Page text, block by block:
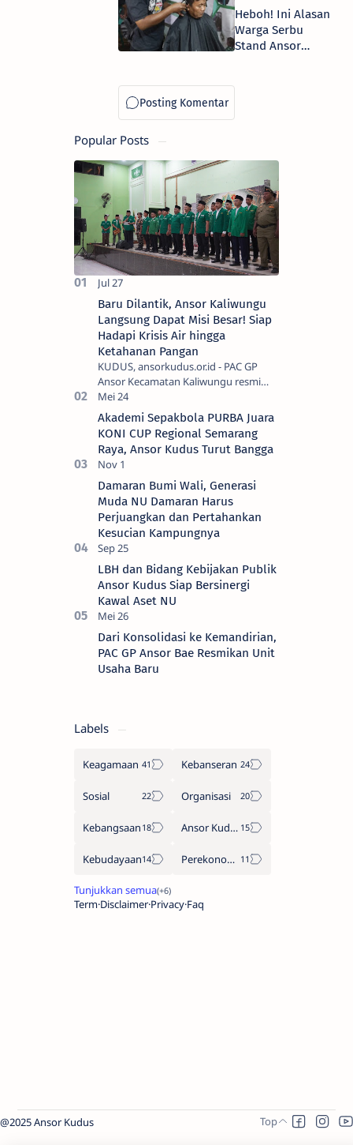
Heboh! Ini Alasan
Warga Serbu
Stand Ansor
Popular Posts
Baru Dilantik, Ansor Kaliwungu
Langsung Dapat Misi Besar! Siap
Hadapi Krisis Air hingga
Ketahanan Pangan
KUDUS, ansorkudus.or.id - PAC GP
Ansor Kecamatan Kaliwungu resmi
memulai masa khidmat 2026–2029 di
bawah kepemimpinan Agung Widodo.
Prosesi pelant…
Akademi Sepakbola PURBA Juara
KONI CUP Regional Semarang
Raya, Ansor Kudus Turut Bangga
Damaran Bumi Wali, Generasi
Muda NU Damaran Harus
Perjuangkan dan Pertahankan
Kesucian Kampungnya
LBH dan Bidang Kebijakan Publik
Ansor Kudus Siap Bersinergi
Kawal Aset NU
Dari Konsolidasi ke Kemandirian,
PAC GP Ansor Bae Resmikan Unit
Usaha Baru
Labels
Keagamaan Kebanseran
Sosial Organisasi
Kebangsaan Ansor Kudus
Kebudayaan Perekonomian
Term Disclaimer Privacy Faq
@2025 Ansor Kudus